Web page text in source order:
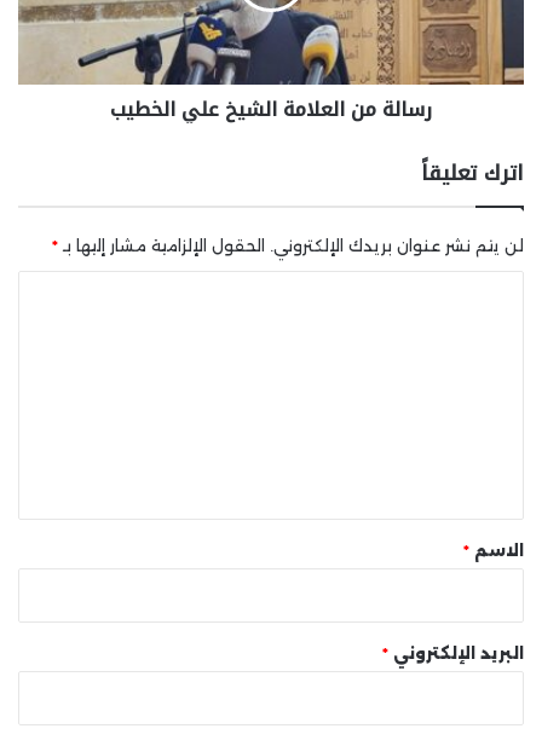
رسالة من العلامة الشيخ علي الخطيب
اترك تعليقاً
لن يتم نشر عنوان بريدك الإلكتروني. الحقول الإلزامية مشار إليها بـ *
* الاسم *
البريد الإلكتروني *